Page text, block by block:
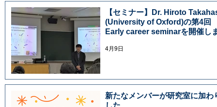
【セミナー】Dr. Hiroto
(University of Oxford)の第4回
Early career seminarを開催し
4月9日
新たなメンバーが研究室に加わ
した